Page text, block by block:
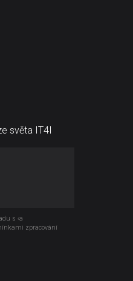
světa IT4I
s ‹a
zpracování